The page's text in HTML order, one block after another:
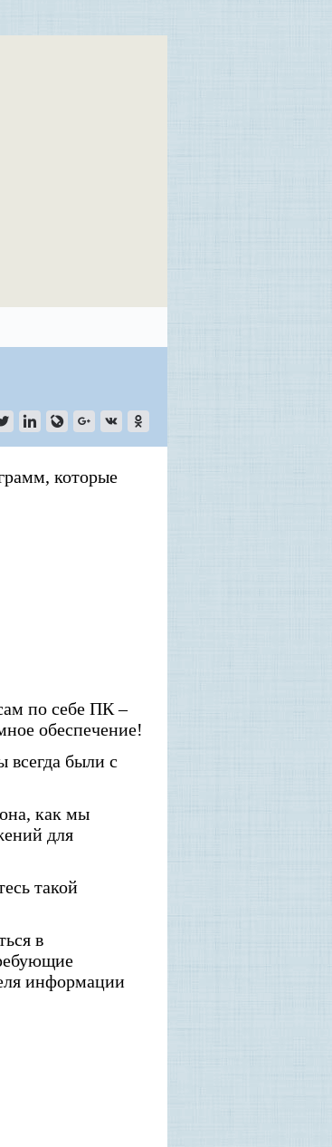
которые
по себе ПК –
обеспечение!
всегда были с
как мы
для
такой
в
информации